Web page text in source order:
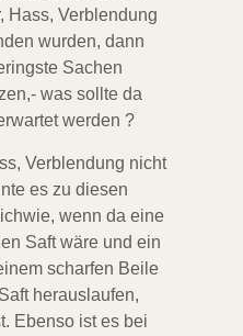
Hass, Verblendung
wurden, dann
Sachen
was sollte da
werden ?
Verblendung nicht
es zu diesen
wenn da eine
Saft wäre und ein
scharfen Beile
herauslaufen,
Ebenso ist es bei